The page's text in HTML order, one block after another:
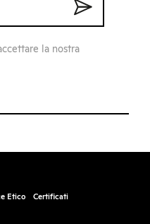
la nostra
Etico Certificati